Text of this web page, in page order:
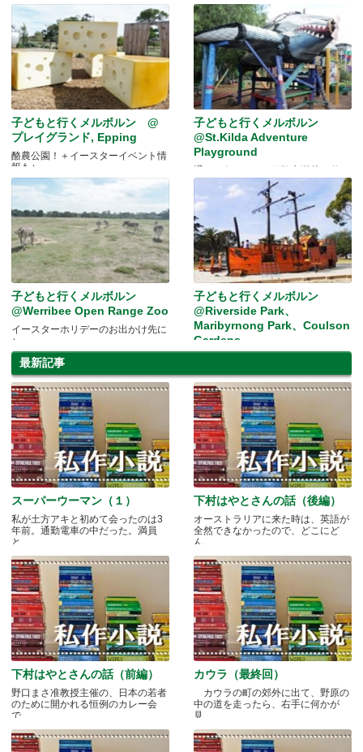
子どもと行くメルボルン @
プレイグランド, Epping
酪農公園！＋イースターイベント情
報も♪
子どもと行くメルボルン
@St.Kilda Adventure
Playground
場
子どもと行くメルボルン
@Werribee Open Range Zoo
イースターホリデーのお出かけ先に
♪
子どもと行くメルボルン
@Riverside Park、
Maribyrnong Park、Coulson
Gardens
最新記事
スーパーウーマン（１）
私が土方アキと初めて会ったのは3
年前。通勤電車の中だった。満員
と.....
下村はやとさんの話（後編）
オーストラリアに来た時は、英語が
全然できなかったので、どこにど
ん.....
下村はやとさんの話（前編）
野口まさ准教授主催の、日本の若者
のために開かれる恒例のカレー会
で.....
カウラ（最終回）
カウラの町の郊外に出て、野原の
中の道を走ったら、右手に何かが
見.....